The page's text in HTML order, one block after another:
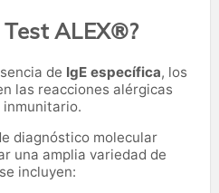
ALEX®?
de IgE específica, los
las reacciones alérgicas
inmunitario.
diagnóstico molecular
una amplia variedad de
incluyen: